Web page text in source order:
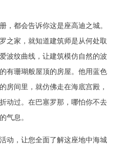
，都会告诉你这是座高迪之城。
之家，就知道建筑师是从何处取
波纹曲线， 让建筑模仿自然的波
有珊瑚般屋顶的房屋。 他用蓝色
房间里， 就仿佛走在海底宫殿，
动过。 在巴塞罗那， 哪怕你不去
气息。
动，让您全面了解这座地中海城